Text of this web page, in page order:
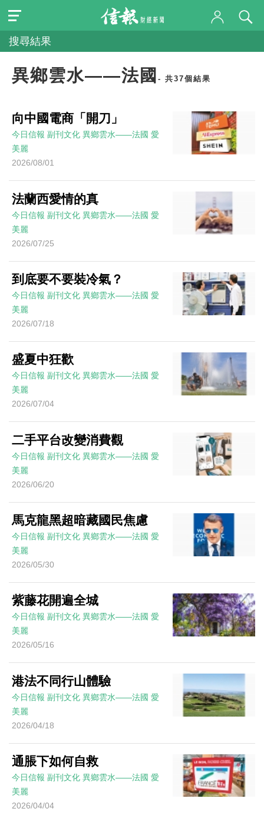
搜尋結果
異鄉雲水——法國 - 共37個結果
向中國電商「開刀」
今日信報 副刊文化 異鄉雲水——法國 愛
美麗
2026/08/01
法蘭西愛情的真
今日信報 副刊文化 異鄉雲水——法國 愛
美麗
2026/07/25
到底要不要裝冷氣？
今日信報 副刊文化 異鄉雲水——法國 愛
美麗
2026/07/18
盛夏中狂歡
今日信報 副刊文化 異鄉雲水——法國 愛
美麗
2026/07/04
二手平台改變消費觀
今日信報 副刊文化 異鄉雲水——法國 愛
美麗
2026/06/20
馬克龍黑超暗藏國民焦慮
今日信報 副刊文化 異鄉雲水——法國 愛
美麗
2026/05/30
紫藤花開遍全城
今日信報 副刊文化 異鄉雲水——法國 愛
美麗
2026/05/16
港法不同行山體驗
今日信報 副刊文化 異鄉雲水——法國 愛
美麗
2026/04/18
通脹下如何自救
今日信報 副刊文化 異鄉雲水——法國 愛
美麗
2026/04/04